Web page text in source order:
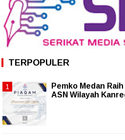
TERPOPULER
Pemko Medan
ASN Wilayah